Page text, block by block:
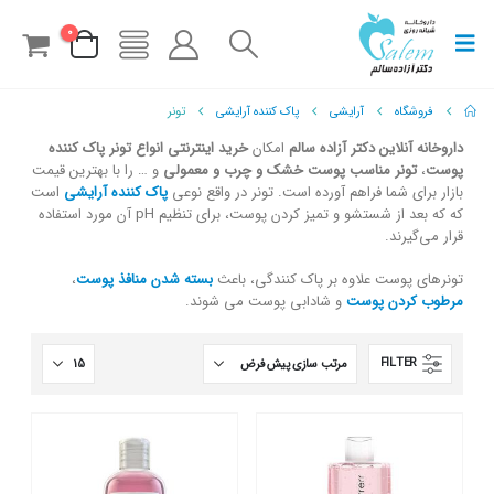
0
فروشگاه آرایشی پاک کننده آرایشی تونر
داروخانه آنلاین دکتر آزاده سالم امکانخرید اینترنتی انواع تونر پاک کننده
پوست،تونر مناسب پوست خشک و چرب و معمولی و … را با بهترین قیمت
بازار برای شما فراهم آورده است. تونر در واقع نوعی پاک کننده آرایشی است
که که بعد از شستشو و تمیز کردن پوست، برای تنظیم pH آن مورد استفاده
قرار می‌گیرند.
تونرهای پوست علاوه بر پاک کنندگی، باعث بسته شدن منافذ پوست،
مرطوب کردن پوستو شادابی پوست می شوند.
FILTER